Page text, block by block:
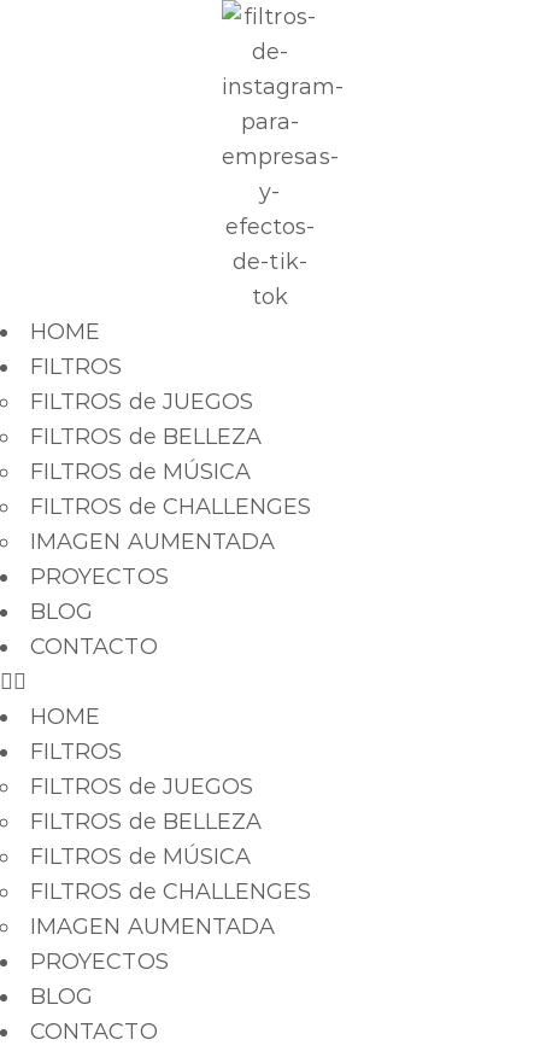
HOME
FILTROS
FILTROS de JUEGOS
FILTROS de BELLEZA
FILTROS de MÚSICA
FILTROS de CHALLENGES
IMAGEN AUMENTADA
PROYECTOS
BLOG
CONTACTO
HOME
FILTROS
FILTROS de JUEGOS
FILTROS de BELLEZA
FILTROS de MÚSICA
FILTROS de CHALLENGES
IMAGEN AUMENTADA
PROYECTOS
BLOG
CONTACTO